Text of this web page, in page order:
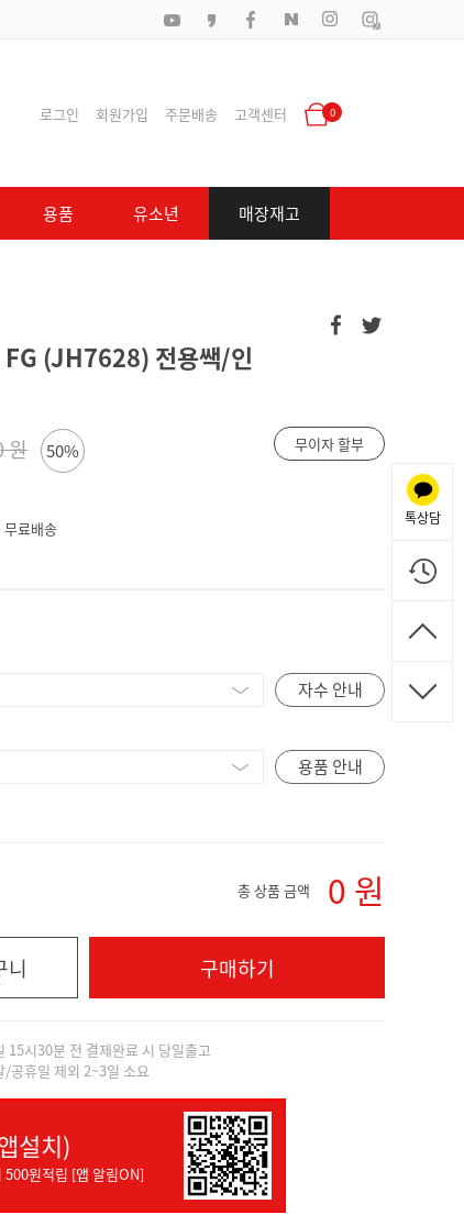
로그인 회원가입 주문배송 고객센터 0
용품 유소년 매장재고
(JH7628) 전용쌕/인
원 50% 무이자 할부
료배송
자수 안내
용품 안내
총 상품 금액 0 원
니 구매하기
15시30분 전 결제완료 시 당일출고
공휴일 제외 2~3일 소요
설치)
500원적립 [앱 알림ON]
톡상담